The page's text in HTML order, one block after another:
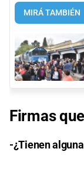
MIRÁ TAMBIÉN
Firmas
-¿Tienen